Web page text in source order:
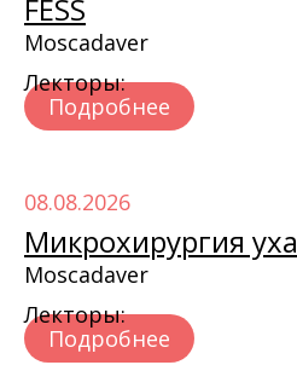
FESS
Moscadaver
Лекторы:
Подробнее
08.08.2026
Микрохирургия уха
Moscadaver
Лекторы:
Подробнее